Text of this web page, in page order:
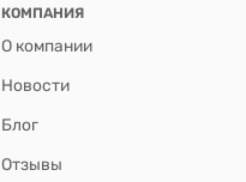
КОМПАНИЯ
О компании
Новости
Блог
Отзывы